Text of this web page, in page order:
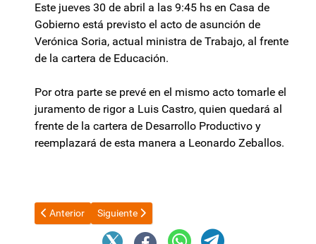
Este jueves 30 de abril a las 9:45 hs en Casa de
Gobierno está previsto el acto de asunción de
Verónica Soria, actual ministra de Trabajo, al frente
de la cartera de Educación.
Por otra parte se prevé en el mismo acto tomarle el
juramento de rigor a Luis Castro, quien quedará al
frente de la cartera de Desarrollo Productivo y
reemplazará de esta manera a Leonardo Zeballos.
Artículo anterior: El Gobierno quedó conforme con el
Anterior Artículo siguiente: Manuel Adorni descartó su
Siguiente